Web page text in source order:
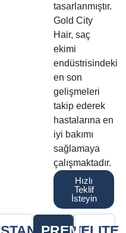
tasarlanmıştır.
Gold City
Hair, saç
ekimi
endüstrisindeki
en son
gelişmeleri
takip ederek
hastalarına en
iyi bakımı
sağlamaya
çalışmaktadır.
Hızlı
Teklif
İsteyin